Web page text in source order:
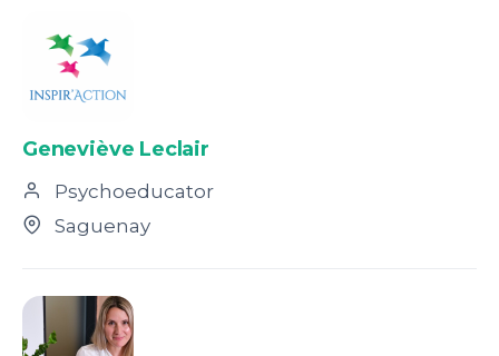
Geneviève Leclair
Psychoeducator
Saguenay